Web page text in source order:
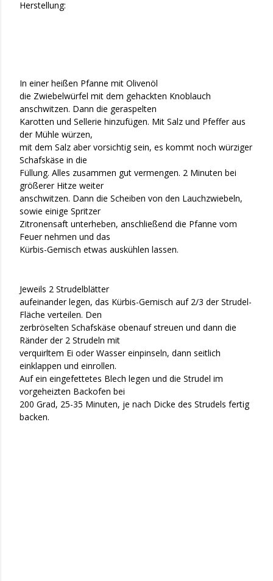
Herstellung:
In einer heißen Pfanne mit Olivenöl
die Zwiebelwürfel mit dem gehackten Knoblauch
anschwitzen. Dann die geraspelten
Karotten und Sellerie hinzufügen. Mit Salz und Pfeffer aus
der Mühle würzen,
mit dem Salz aber vorsichtig sein, es kommt noch würziger
Schafskäse in die
Füllung. Alles zusammen gut vermengen. 2 Minuten bei
größerer Hitze weiter
anschwitzen. Dann die Scheiben von den Lauchzwiebeln,
sowie einige Spritzer
Zitronensaft unterheben, anschließend die Pfanne vom
Feuer nehmen und das
Kürbis-Gemisch etwas auskühlen lassen.
Jeweils 2 Strudelblätter
aufeinander legen, das Kürbis-Gemisch auf 2/3 der Strudel-
Fläche verteilen. Den
zerbröselten Schafskäse obenauf streuen und dann die
Ränder der 2 Strudeln mit
verquirltem Ei oder Wasser einpinseln, dann seitlich
einklappen und einrollen.
Auf ein eingefettetes Blech legen und die Strudel im
vorgeheizten Backofen bei
200 Grad, 25-35 Minuten, je nach Dicke des Strudels fertig
backen.